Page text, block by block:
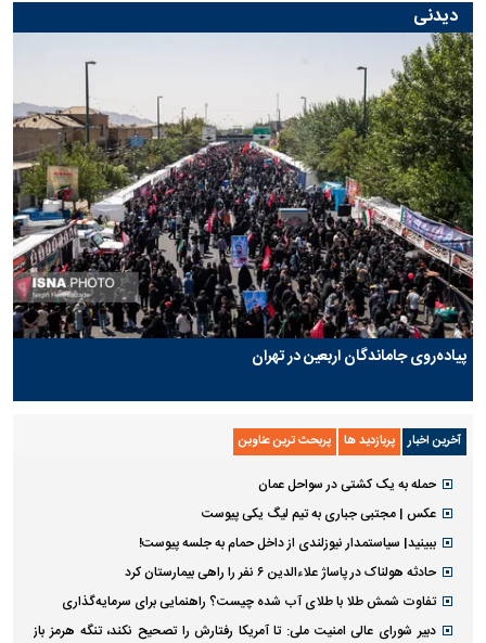
دیدنی
پیاده‌روی جاماندگان اربعین در تهران
آخرین اخبار پربازدید ها پربحث ترین عناوین
حمله به یک کشتی در سواحل عمان
عکس | مجتبی جباری به تیم لیگ یکی پیوست
ببینید| سیاستمدار نیوزلندی از داخل حمام به جلسه پیوست!
حادثه هولناک در پاساژ علاءالدین ۶ نفر را راهی بیمارستان کرد
تفاوت شمش طلا با طلای آب شده چیست؟ راهنمایی برای سرمایه‌گذاری
دبیر شورای عالی امنیت ملی: تا آمریکا رفتارش را تصحیح نکند، تنگه هرمز باز